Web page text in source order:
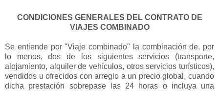
Puentes
Última Hora
Vacaciones
CONDICIONES GENERALES DEL CONTRATO DE
VIAJES COMBINADO
Se entiende por "Viaje combinado" la combinación de, por
lo menos, dos de los siguientes servicios (transporte,
alojamiento, alquiler de vehículos, otros servicios turísticos),
vendidos u ofrecidos con arreglo a un precio global, cuando
dicha prestación sobrepase las 24 horas o incluya una